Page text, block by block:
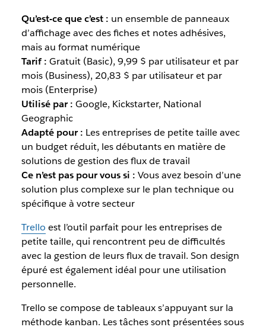
Qu’est-ce que c’est : un ensemble de panneaux
d’affichage avec des fiches et notes adhésives,
mais au format numérique
Tarif : Gratuit (Basic), 9,99 $ par utilisateur et par
mois (Business), 20,83 $ par utilisateur et par
mois (Enterprise)
Utilisé par : Google, Kickstarter, National
Geographic
Adapté pour : Les entreprises de petite taille avec
un budget réduit, les débutants en matière de
solutions de gestion des flux de travail
Ce n’est pas pour vous si : Vous avez besoin d’une
solution plus complexe sur le plan technique ou
spécifique à votre secteur
Trello est l’outil parfait pour les entreprises de
petite taille, qui rencontrent peu de difficultés
avec la gestion de leurs flux de travail. Son design
épuré est également idéal pour une utilisation
personnelle.
Trello se compose de tableaux s’appuyant sur la
méthode kanban. Les tâches sont présentées sous